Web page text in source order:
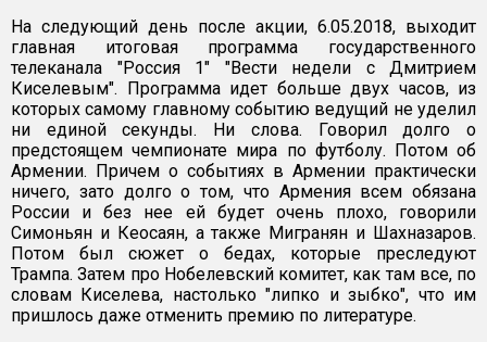
На следующий день после акции, 6.05.2018, выходит
главная итоговая программа государственного
телеканала "Россия 1" "Вести недели с Дмитрием
Киселевым". Программа идет больше двух часов, из
которых самому главному событию ведущий не уделил
ни единой секунды. Ни слова. Говорил долго о
предстоящем чемпионате мира по футболу. Потом об
Армении. Причем о событиях в Армении практически
ничего, зато долго о том, что Армения всем обязана
России и без нее ей будет очень плохо, говорили
Симоньян и Кеосаян, а также Мигранян и Шахназаров.
Потом был сюжет о бедах, которые преследуют
Трампа. Затем про Нобелевский комитет, как там все, по
словам Киселева, настолько "липко и зыбко", что им
пришлось даже отменить премию по литературе.